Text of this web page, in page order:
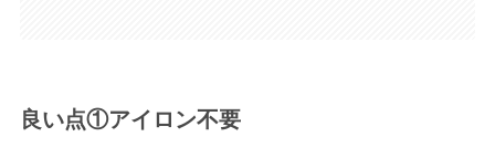
良い点①アイロン不要